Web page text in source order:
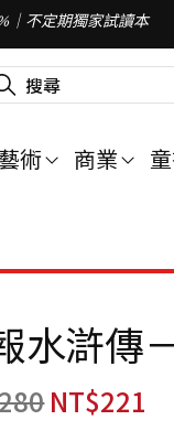
｜不定期獨家試讀本
藝術 商業
水滸傳
NT$221